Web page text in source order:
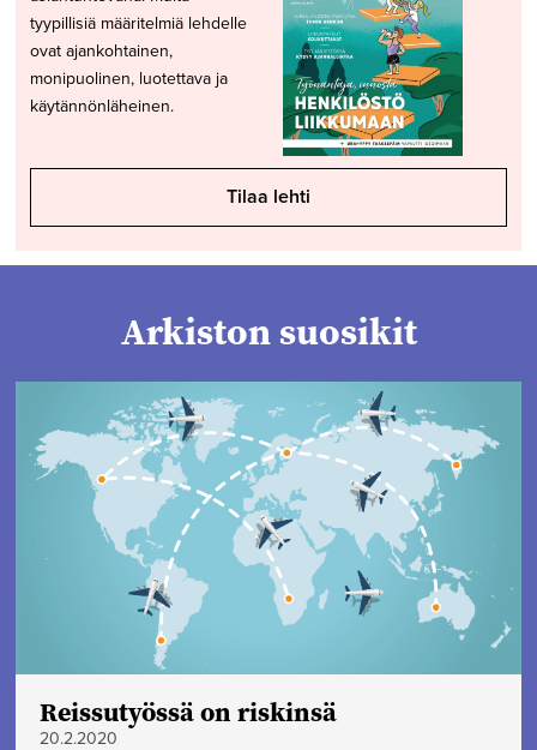
tyypillisiä määritelmiä lehdelle
ovat ajankohtainen,
monipuolinen, luotettava ja
käytännönläheinen.
Tilaa lehti
Arkiston suosikit
Reissutyössä on riskinsä
20.2.2020